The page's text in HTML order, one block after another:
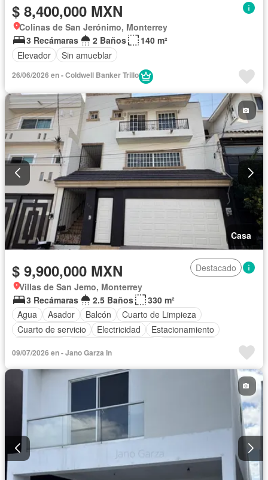
$ 8,400,000 MXN
Colinas de San Jerónimo, Monterrey
3 Recámaras
2 Baños
140 m²
Elevador
Sin amueblar
26/06/2026 en - Coldwell Banker Trillo
Casa
$ 9,900,000 MXN
Destacado
Villas de San Jemo, Monterrey
3 Recámaras
2.5 Baños
330 m²
Agua
Asador Balcón
Cuarto de Limpieza
Cuarto de servicio
Electricidad
Estacionamiento
09/07/2026 en - Jano Garza In